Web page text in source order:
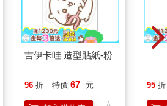
的男朋友，分手後被罵沒心沒肺的一定
的新詩作被批評得一文不值，才病情
，另一個詩人雪萊就持如此看法，當
個大浪漫主義者，女朋友很多，也結
的閒言閒語，乾脆長居義大利，一八
吉伊卡哇 造型貼紙-粉
96 折 特價 67 元 95 折